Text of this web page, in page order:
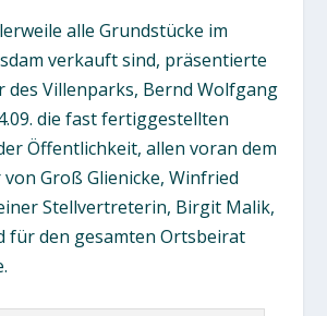
alle Grundstücke im
verkauft sind, präsentierte
des Villenparks, Bernd Wolfgang
die fast fertiggestellten
Öffentlichkeit, allen voran dem
Groß Glienicke, Winfried
Stellvertreterin, Birgit Malik,
für den gesamten Ortsbeirat